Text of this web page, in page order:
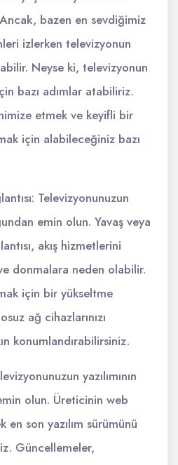
bazen en sevdiğimiz
izlerken televizyonun
Neyse ki, televizyonun
bazı adımlar atabiliriz.
etmek ve keyifli bir
için alabileceğiniz bazı
Televizyonunuzun
emin olun. Yavaş veya
akış hizmetlerini
donmalara neden olabilir.
için bir yükseltme
ağ cihazlarınızı
konumlandırabilirsiniz.
yazılımının
olun. Üreticinin web
son yazılım sürümünü
Güncellemeler,